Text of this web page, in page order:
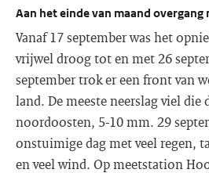
Aan het einde van maand
Vanaf 17 september was het
vrijwel droog tot en met 26
september trok er een front van
land. De meeste neerslag viel die
noordoosten, 5-10 mm. 29
onstuimige dag met veel regen,
en veel wind. Op meetstation